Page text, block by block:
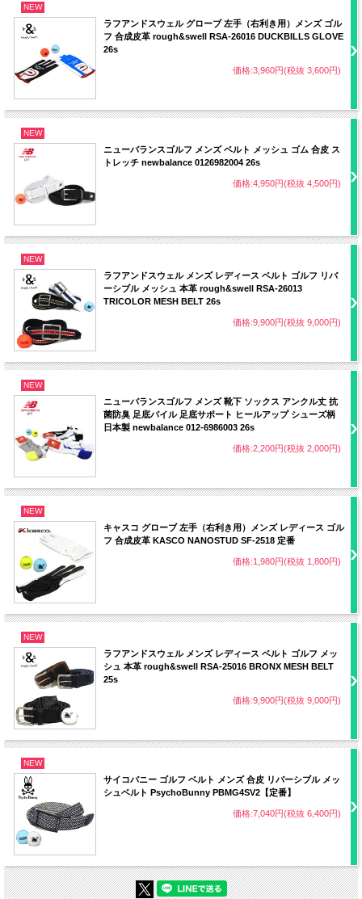
NEW
ラフアンドスウェル グローブ 左手（右利き用）メンズ ゴル
フ 合成皮革 rough&swell RSA-26016 DUCKBILLS GLOVE
26s
価格:3,960円(税抜 3,600円)
NEW
ニューバランスゴルフ メンズ ベルト メッシュ ゴム 合皮 ス
トレッチ newbalance 0126982004 26s
価格:4,950円(税抜 4,500円)
NEW
ラフアンドスウェル メンズ レディース ベルト ゴルフ リバ
ーシブル メッシュ 本革 rough&swell RSA-26013
TRICOLOR MESH BELT 26s
価格:9,900円(税抜 9,000円)
NEW
ニューバランスゴルフ メンズ 靴下 ソックス アンクル丈 抗
菌防臭 足底パイル 足底サポート ヒールアップ シューズ柄
日本製 newbalance 012-6986003 26s
価格:2,200円(税抜 2,000円)
NEW
キャスコ グローブ 左手（右利き用）メンズ レディース ゴル
フ 合成皮革 KASCO NANOSTUD SF-2518 定番
価格:1,980円(税抜 1,800円)
NEW
ラフアンドスウェル メンズ レディース ベルト ゴルフ メッ
シュ 本革 rough&swell RSA-25016 BRONX MESH BELT
25s
価格:9,900円(税抜 9,000円)
NEW
サイコバニー ゴルフ ベルト メンズ 合皮 リバーシブル メッ
シュベルト PsychoBunny PBMG4SV2【定番】
価格:7,040円(税抜 6,400円)